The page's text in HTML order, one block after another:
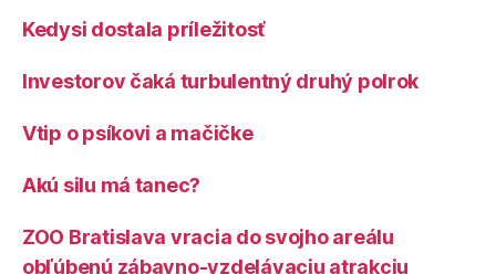
Kedysi dostala príležitosť
Investorov čaká turbulentný druhý polrok
Vtip o psíkovi a mačičke
Akú silu má tanec?
ZOO Bratislava vracia do svojho areálu
obľúbenú zábavno-vzdelávaciu atrakciu